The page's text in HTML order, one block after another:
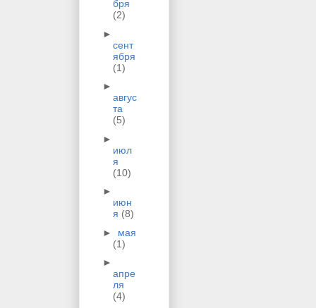
бря
(2)
►
сент
ября
(1)
►
авгус
та
(5)
►
июл
я
(10)
►
июн
я (8)
► мая
(1)
►
апре
ля
(4)